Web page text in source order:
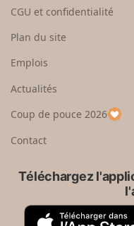
e
u
p
a
CGU et confidentialité
Plan du site
Emplois
Actualités
Coup de pouce 2026
Contact
Téléchargez